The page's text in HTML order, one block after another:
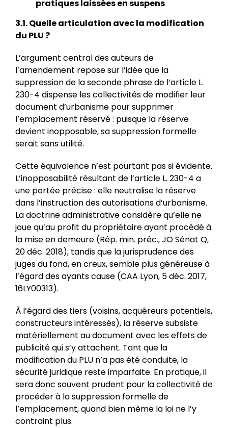
pratiques laissées en suspens
3.1. Quelle articulation avec la modification
du PLU ?
L’argument central des auteurs de
l’amendement repose sur l’idée que la
suppression de la seconde phrase de l’article L.
230-4 dispense les collectivités de modifier leur
document d’urbanisme pour supprimer
l’emplacement réservé : puisque la réserve
devient inopposable, sa suppression formelle
serait sans utilité.
Cette équivalence n’est pourtant pas si évidente.
L’inopposabilité résultant de l’article L. 230-4 a
une portée précise : elle neutralise la réserve
dans l’instruction des autorisations d’urbanisme.
La doctrine administrative considère qu’elle ne
joue qu’au profit du propriétaire ayant procédé à
la mise en demeure (Rép. min. préc., JO Sénat Q,
20 déc. 2018), tandis que la jurisprudence des
juges du fond, en creux, semble plus généreuse à
l’égard des ayants cause (CAA Lyon, 5 déc. 2017,
16LY00313).
À l’égard des tiers (voisins, acquéreurs potentiels,
constructeurs intéressés), la réserve subsiste
matériellement au document avec les effets de
publicité qui s’y attachent. Tant que la
modification du PLU n’a pas été conduite, la
sécurité juridique reste imparfaite. En pratique, il
sera donc souvent prudent pour la collectivité de
procéder à la suppression formelle de
l’emplacement, quand bien même la loi ne l’y
contraint plus.